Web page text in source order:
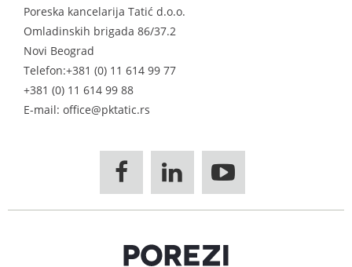
Poreska kancelarija Tatić d.o.o.
Omladinskih brigada 86/37.2
Novi Beograd
Telefon:+381 (0) 11 614 99 77
+381 (0) 11 614 99 88
E-mail: office@pktatic.rs
  